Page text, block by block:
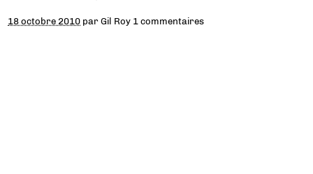
18 octobre 2010 parGil Roy 1 commentaires